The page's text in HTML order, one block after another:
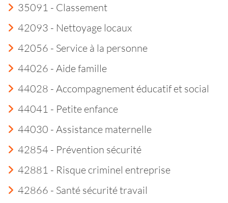
35091 - Classement
42093 - Nettoyage locaux
42056 - Service à la personne
44026 - Aide famille
44028 - Accompagnement éducatif et social
44041 - Petite enfance
44030 - Assistance maternelle
42854 - Prévention sécurité
42881 - Risque criminel entreprise
42866 - Santé sécurité travail